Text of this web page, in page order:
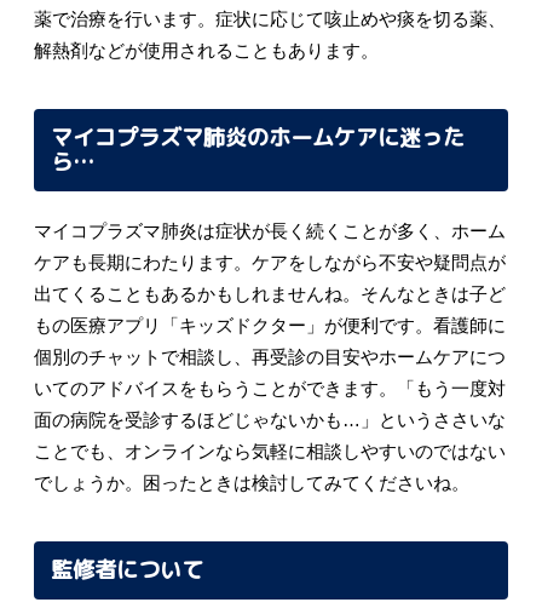
薬で治療を行います。症状に応じて咳止めや痰を切る薬、
解熱剤などが使用されることもあります。
マイコプラズマ肺炎のホームケアに迷った
ら…
マイコプラズマ肺炎は症状が長く続くことが多く、ホーム
ケアも長期にわたります。ケアをしながら不安や疑問点が
出てくることもあるかもしれませんね。そんなときは子ど
もの医療アプリ「キッズドクター」が便利です。看護師に
個別のチャットで相談し、再受診の目安やホームケアにつ
いてのアドバイスをもらうことができます。「もう一度対
面の病院を受診するほどじゃないかも…」というささいな
ことでも、オンラインなら気軽に相談しやすいのではない
でしょうか。困ったときは検討してみてくださいね。
監修者について